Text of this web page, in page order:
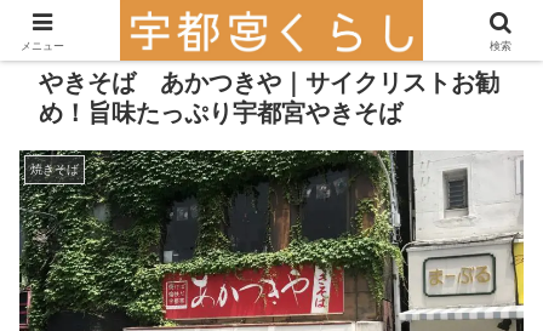
やきそば あかつきや｜サイクリストお勧
め！旨味たっぷり宇都宮やきそば
焼きそば
メニュー 検索